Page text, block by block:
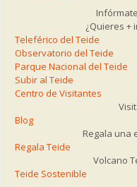
¿Quieres +
Teleférico del Teide
Observatorio del Teide
Parque Nacional del Teide
Subir al Teide
Centro de Visitantes
Blog
Regala una
Regala Teide
Volcano
Teide Sostenible